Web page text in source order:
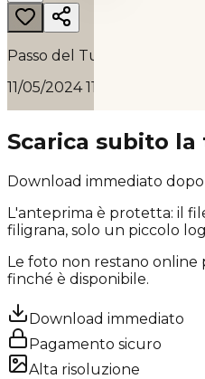
Passo del Turchino
11/05/2024 11:29
Scarica subito
Download immediato
L'anteprima è protetta: il
filigrana, solo un piccolo
Le foto non restano online
finché è disponibile.
Download immediato
Pagamento sicuro
Alta risoluzione